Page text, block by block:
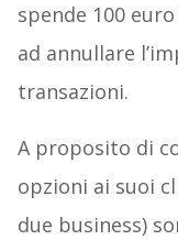
spende 100
ad annullare
transazioni.
A proposito di
opzioni ai suoi
due business)